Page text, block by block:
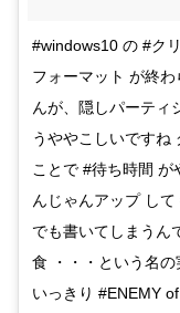
#windows10 の #ク
フォーマット が終
んが、隠しパーティ
うややこしいですね
ことで #待ち時間 が
んじゃんアップ し
でも書いてしまうん
食 ・・・という名の
いっきり #ENEMY